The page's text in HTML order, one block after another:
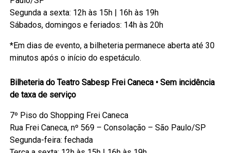
Segunda a sexta: 12h às 15h | 16h às 19h
Sábados, domingos e feriados: 14h às 20h
*Em dias de evento, a bilheteria permanece aberta até 30
minutos após o início do espetáculo.
Bilheteria do Teatro Sabesp Frei Caneca • Sem incidência
de taxa de serviço
7º Piso do Shopping Frei Caneca
Rua Frei Caneca, nº 569 – Consolação – São Paulo/SP
Segunda-feira: fechada